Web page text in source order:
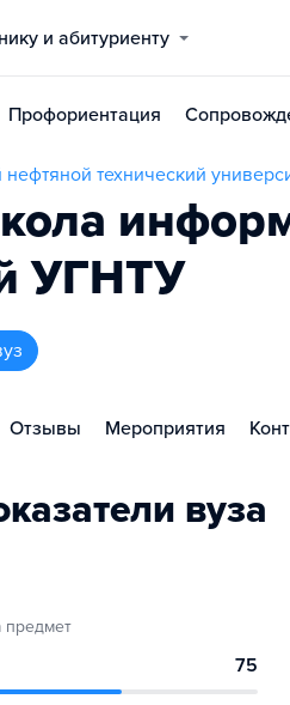
и абитуриенту
Профориентация
технический
УГНТУ
Отзывы Мероприятия
вуза
предмет
75